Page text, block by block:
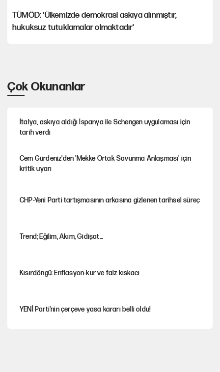
TÜMÖD: 'Ülkemizde demokrasi askıya alınmıştır,
hukuksuz tutuklamalar olmaktadır'
Çok Okunanlar
İtalya, askıya aldığı İspanya ile Schengen uygulaması için
tarih verdi
Cem Gürdeniz'den 'Mekke Ortak Savunma Anlaşması' için
kritik uyarı
CHP-Yeni Parti tartışmasının arkasına gizlenen tarihsel süreç
Trend; Eğilim, Akım, Gidişat…
Kısırdöngü: Enflasyon-kur ve faiz kıskacı
YENİ Parti'nin çerçeve yasa kararı belli oldu!